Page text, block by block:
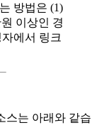
방법은 (1)
이상인 경
에서 링크
스는 아래와 같습